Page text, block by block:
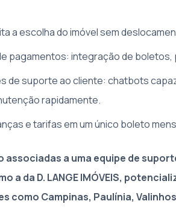
a escolha do imóvel sem
pagamentos: integração de boletos,
de suporte ao cliente: chatbots
rapidamente.
e tarifas em um único boleto
associadas a uma equipe de
a da D. LANGE IMÓVEIS,
como Campinas, Paulínia,